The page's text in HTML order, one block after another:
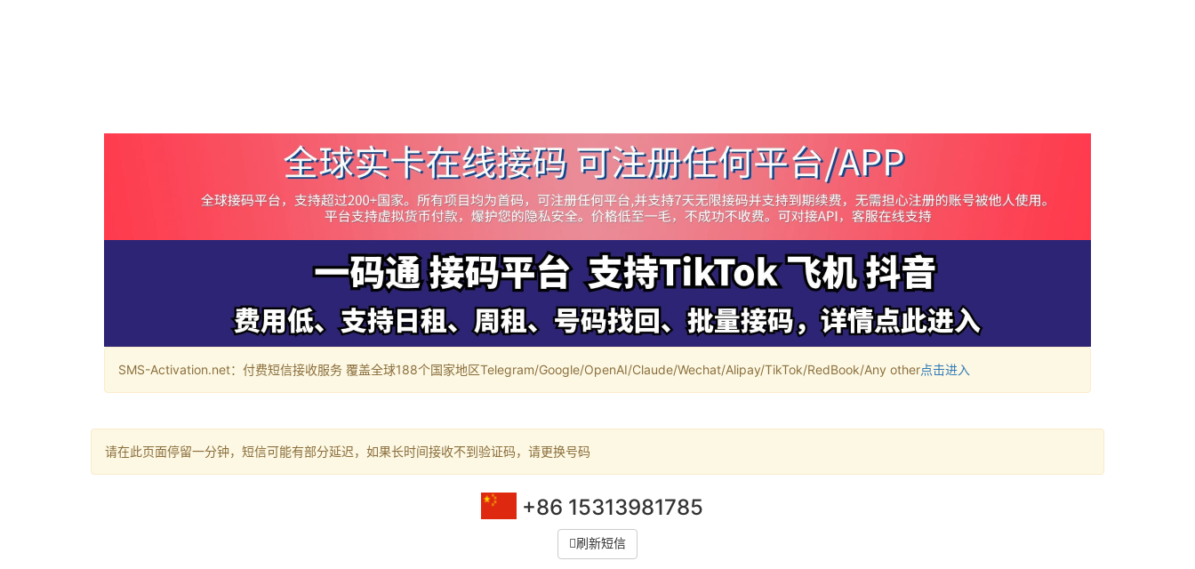
SMS-Activation.net：付费短信接收服务 覆盖全球188个国家地区Telegram/Google/OpenAI/Claude/Wechat/Alipay/TikTok/RedBook/Any other点击进入
请在此页面停留一分钟，短信可能有部分延迟，如果长时间接收不到验证码，请更换号码
+86 15313981785
刷新短信